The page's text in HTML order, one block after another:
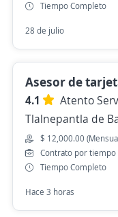
Tiempo Completo
28 de julio
Asesor de
4.1
Atento
Tlalnepantla de
$ 12,000.00
Contrato por
Tiempo Completo
Hace 3 horas